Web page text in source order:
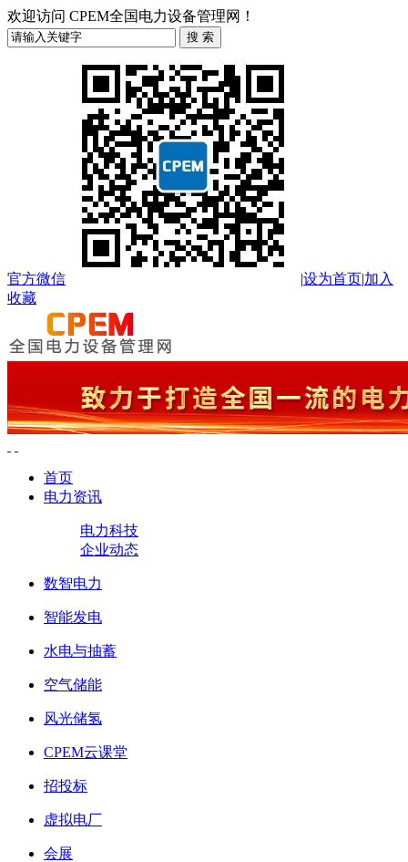
欢迎访问 CPEM全国电力设备管理网！
官方微信 |设为首页|加入
收藏
首页
电力资讯
电力科技
企业动态
数智电力
智能发电
水电与抽蓄
空气储能
风光储氢
CPEM云课堂
招投标
虚拟电厂
会展